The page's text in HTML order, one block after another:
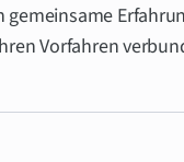
gemeinsame
Vorfahren